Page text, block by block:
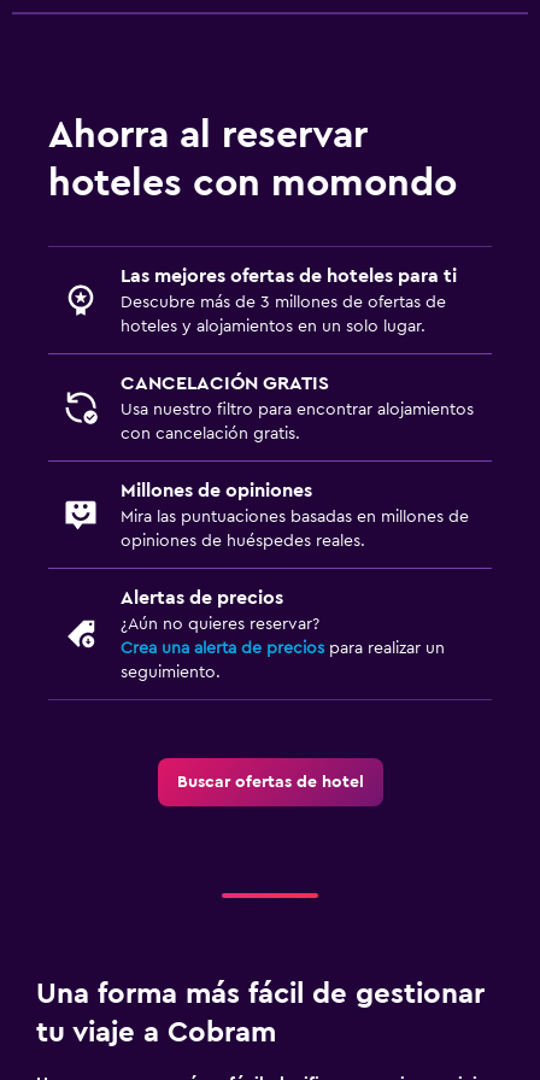
Servicio de traslado (gratis)
Estacionamiento gratuito
TV de pantalla plana
Zona de trabajo
Fax/fotocopiadora
Piscina
Piscina de agua salada
Piscina al aire libre
Ideal para familias
Ahorra al reservar
hoteles con momondo
Las mejores ofertas de hoteles para ti
Descubre más de 3 millones de ofertas de
hoteles y alojamientos en un solo lugar.
CANCELACIÓN GRATIS
Usa nuestro filtro para encontrar alojamientos
con cancelación gratis.
Millones de opiniones
Mira las puntuaciones basadas en millones de
opiniones de huéspedes reales.
Alertas de precios
¿Aún no quieres reservar?
Crea una alerta de precios para realizar un
seguimiento.
Buscar ofertas de hotel
Una forma más fácil de gestionar
tu viaje a Cobram